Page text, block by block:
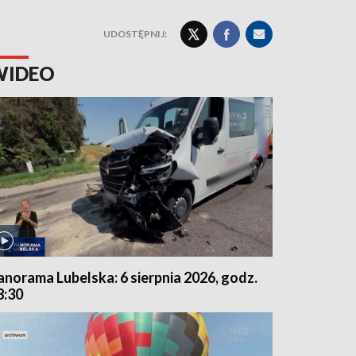
UDOSTĘPNIJ:
Lubelska: 6 sierpnia 2026, godz.